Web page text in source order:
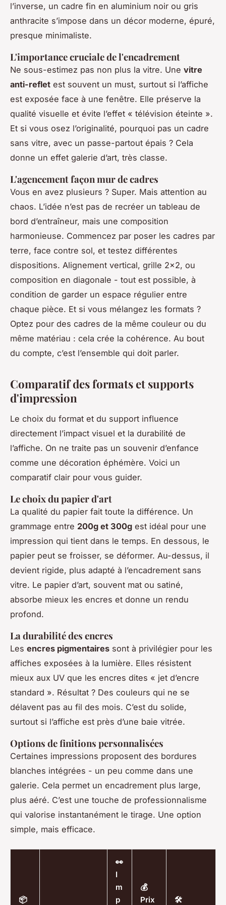
l’inverse, un cadre fin en aluminium noir ou gris
anthracite s’impose dans un décor moderne, épuré,
presque minimaliste.
L'importance cruciale de l'encadrement
Ne sous-estimez pas non plus la vitre. Une vitre
anti-reflet est souvent un must, surtout si l’affiche
est exposée face à une fenêtre. Elle préserve la
qualité visuelle et évite l’effet « télévision éteinte ».
Et si vous osez l’originalité, pourquoi pas un cadre
sans vitre, avec un passe-partout épais ? Cela
donne un effet galerie d’art, très classe.
L'agencement façon mur de cadres
Vous en avez plusieurs ? Super. Mais attention au
chaos. L’idée n’est pas de recréer un tableau de
bord d’entraîneur, mais une composition
harmonieuse. Commencez par poser les cadres par
terre, face contre sol, et testez différentes
dispositions. Alignement vertical, grille 2x2, ou
composition en diagonale - tout est possible, à
condition de garder un espace régulier entre
chaque pièce. Et si vous mélangez les formats ?
Optez pour des cadres de la même couleur ou du
même matériau : cela crée la cohérence. Au bout
du compte, c’est l’ensemble qui doit parler.
Comparatif des formats et supports
d'impression
Le choix du format et du support influence
directement l’impact visuel et la durabilité de
l’affiche. On ne traite pas un souvenir d’enfance
comme une décoration éphémère. Voici un
comparatif clair pour vous guider.
Le choix du papier d'art
La qualité du papier fait toute la différence. Un
grammage entre 200g et 300g est idéal pour une
impression qui tient dans le temps. En dessous, le
papier peut se froisser, se déformer. Au-dessus, il
devient rigide, plus adapté à l’encadrement sans
vitre. Le papier d’art, souvent mat ou satiné,
absorbe mieux les encres et donne un rendu
profond.
La durabilité des encres
Les encres pigmentaires sont à privilégier pour les
affiches exposées à la lumière. Elles résistent
mieux aux UV que les encres dites « jet d’encre
standard ». Résultat ? Des couleurs qui ne se
délavent pas au fil des mois. C’est du solide,
surtout si l’affiche est près d’une baie vitrée.
Options de finitions personnalisées
Certaines impressions proposent des bordures
blanches intégrées - un peu comme dans une
galerie. Cela permet un encadrement plus large,
plus aéré. C’est une touche de professionnalisme
qui valorise instantanément le tirage. Une option
simple, mais efficace.
📦
👀
I
m
p
💰
Prix
🛠️